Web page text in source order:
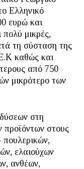
Ελληνικό
ευρώ και
πολύ μικρές,
τη σύσταση της
καθώς και
από 750
μικρότερο των
στη
προϊόντων στους
πουλερικών,
ελαιούχων
ανθέων,